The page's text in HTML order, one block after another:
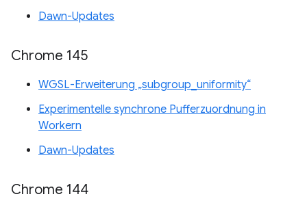
Dawn-Updates
Chrome 145
WGSL-Erweiterung „subgroup_uniformity“
Experimentelle synchrone Pufferzuordnung in
Workern
Dawn-Updates
Chrome 144